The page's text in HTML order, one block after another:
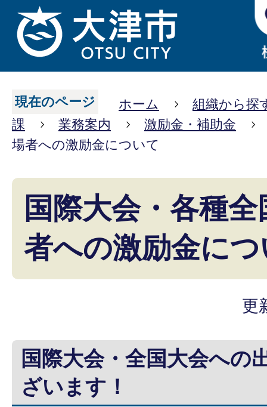
現在のページ ホーム
組織から探
課
業務案内
激励金・補助金
場者への激励金について
国際大会・各種
者への激励金に
更
国際大会・全国大会への
ざいます！